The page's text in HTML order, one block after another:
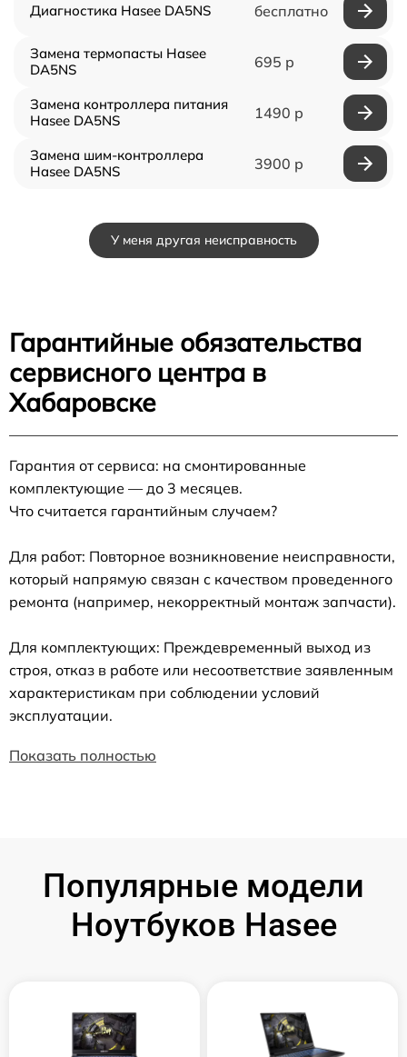
Диагностика Hasee DA5NS бесплатно
Замена термопасты Hasee
DA5NS
695 р
Замена контроллера питания
Hasee DA5NS
1490 р
Замена шим-контроллера
Hasee DA5NS
3900 р
У меня другая неисправность
Гарантийные обязательства
сервисного центра в
Хабаровске
Гарантия от сервиса: на смонтированные
комплектующие — до 3 месяцев.
Что считается гарантийным случаем?
Для работ: Повторное возникновение неисправности,
который напрямую связан с качеством проведенного
ремонта (например, некорректный монтаж запчасти).
Для комплектующих: Преждевременный выход из
строя, отказ в работе или несоответствие заявленным
характеристикам при соблюдении условий
эксплуатации.
Показать полностью
Популярные модели
Ноутбуков Hasee